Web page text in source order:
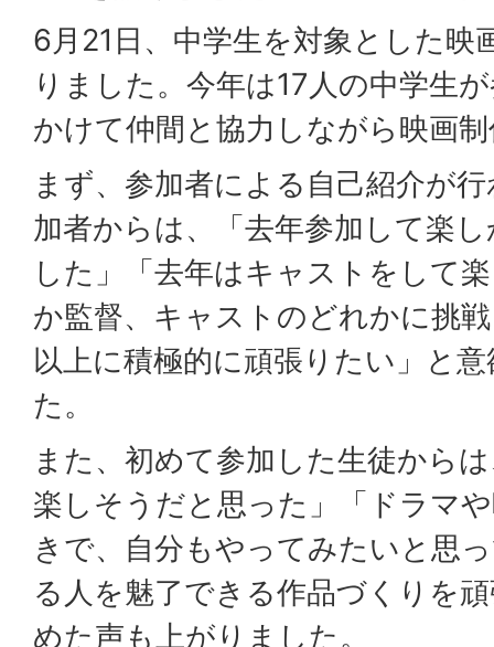
6月21日、中学生を対象とした映
りました。今年は17人の中学生
かけて仲間と協力しながら映画
まず、参加者による自己紹介が
加者からは、「去年参加して楽
した」「去年はキャストをして
か監督、キャストのどれかに挑
以上に積極的に頑張りたい」と
た。
また、初めて参加した生徒から
楽しそうだと思った」「ドラマ
きで、自分もやってみたいと思
る人を魅了できる作品づくりを
めた声も上がりました。